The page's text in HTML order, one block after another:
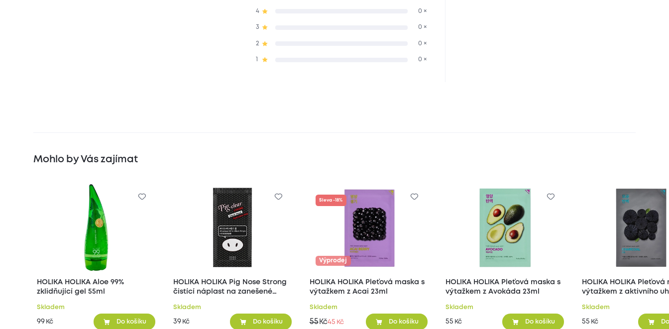
4 0 ×
3 0 ×
2 0 ×
0 ×
Mohlo by Vás zajímat
HOLIKA HOLIKA Aloe 99%
zklidňující gel 55ml
Skladem
99 Kč Do košíku
HOLIKA HOLIKA Pig Nose Strong
čistící náplast na zanešené
Skladem
39 Kč Do košíku
Výprodej
HOLIKA HOLIKA Pleťová maska s
výtažkem z Acai 23ml
Skladem
Sleva -18%
55 Kč45 Kč Do košíku
HOLIKA HOLIKA Pleťová maska s
výtažkem z Avokáda 23ml
Skladem
55 Kč Do košíku
HOLIKA HOLIKA Pleťová maska s
výtažkem z aktivního
Skladem
55 Kč